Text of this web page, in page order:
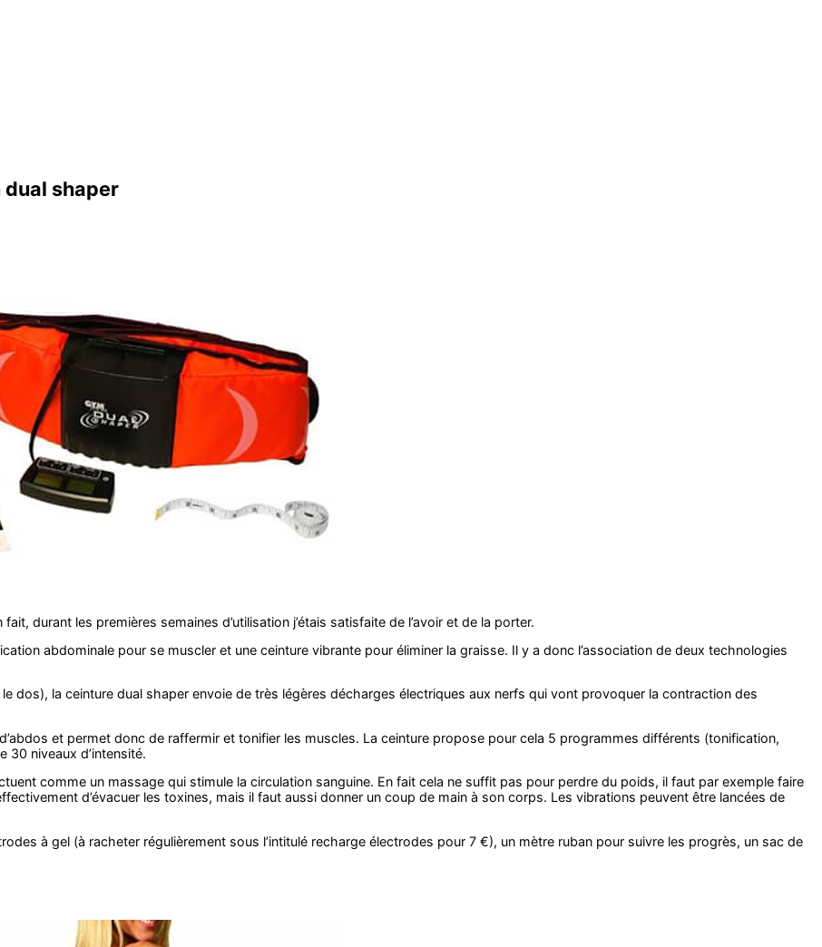
shaper
durant les premières semaines d’utilisation j’étais satisfaite de l’avoir et de la porter.
abdominale pour se muscler et une ceinture vibrante pour éliminer la graisse. Il y a donc l’association de deux technologies
dos), la ceinture dual shaper envoie de très légères décharges électriques aux nerfs qui vont provoquer la contraction des
et permet donc de raffermir et tonifier les muscles. La ceinture propose pour cela 5 programmes différents (tonification,
30 niveaux d’intensité.
comme un massage qui stimule la circulation sanguine. En fait cela ne suffit pas pour perdre du poids, il faut par exemple faire
d’évacuer les toxines, mais il faut aussi donner un coup de main à son corps. Les vibrations peuvent être lancées de
à gel (à racheter régulièrement sous l’intitulé recharge électrodes pour 7 €), un mètre ruban pour suivre les progrès, un sac de